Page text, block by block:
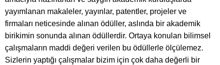
yayımlanan makaleler, yayınlar, patentler, projeler ve
firmaları neticesinde alınan ödüller, aslında bir akademik
birikimin sonunda alınan ödüllerdir. Ortaya konulan bilimsel
çalışmaların maddi değeri verilen bu ödüllerle ölçülemez.
Sizlerin yaptığı çalışmalar bizim için çok daha değerli bir